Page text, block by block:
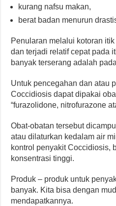
kurang nafsu makan,
berat badan menurun
Penularan melalui kotoran
dan terjadi relatif cepat pada
banyak terserang adalah
Untuk pencegahan dan atau
Coccidiosis dapat dipakai
“furazolidone, nitrofurazone
Obat-obatan tersebut
atau dilaturkan kedalam air
kontrol penyakit Coccidiosis,
konsentrasi tinggi.
Produk – produk untuk
banyak. Kita bisa dengan
mendapatkannya.